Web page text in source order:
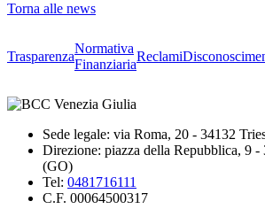
Torna alle news
Trasparenza
Normativa
Finanziaria
Reclami
Sede legale: via Roma, 20 - 34132
Direzione: piazza della Repubblica, 9 -
(GO)
Tel: 0481716111
C.F. 00064500317